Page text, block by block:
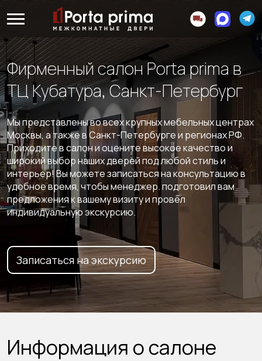
Фирменный салон Porta prima в
ТЦ Кубатура, Санкт-Петербург
Мы представлены во всех крупных мебельных центрах
Москвы, а также в Санкт-Петербурге и регионах РФ.
Приходите в салон и оцените высокое качество и
широкий выбор наших дверей под любой стиль и
интерьер! Вы можете записаться на консультацию в
удобное время, чтобы менеджер. подготовил вам
предложения к вашему визиту и провёл
индивидуальную экскурсию.
Записаться на экскурсию
Информация о салоне